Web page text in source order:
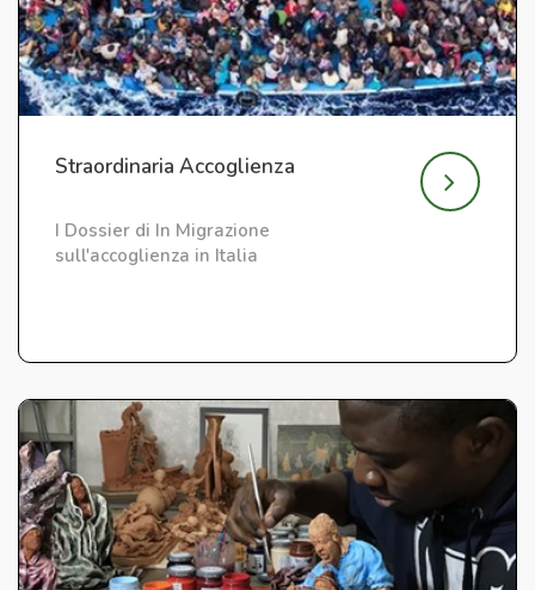
Straordinaria Accoglienza
I Dossier di In Migrazione
sull'accoglienza in Italia